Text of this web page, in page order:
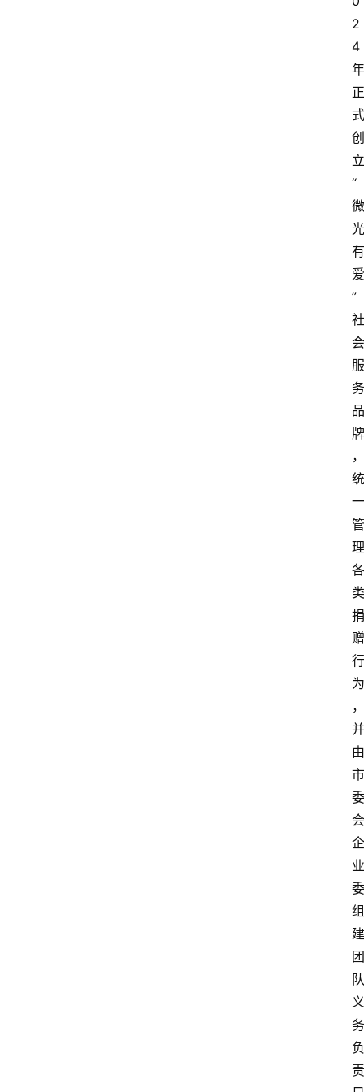
2
4
年
正
式
创
立
“
微
光
有
爱
”
社
会
服
务
品
牌
，
统
一
管
理
各
类
捐
赠
行
为
，
并
由
市
委
会
企
业
委
组
建
团
队
义
务
负
责